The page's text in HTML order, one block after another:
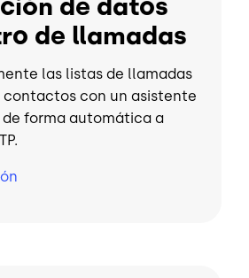
de datos
de llamadas
las listas de llamadas
contactos con un asistente
forma automática a